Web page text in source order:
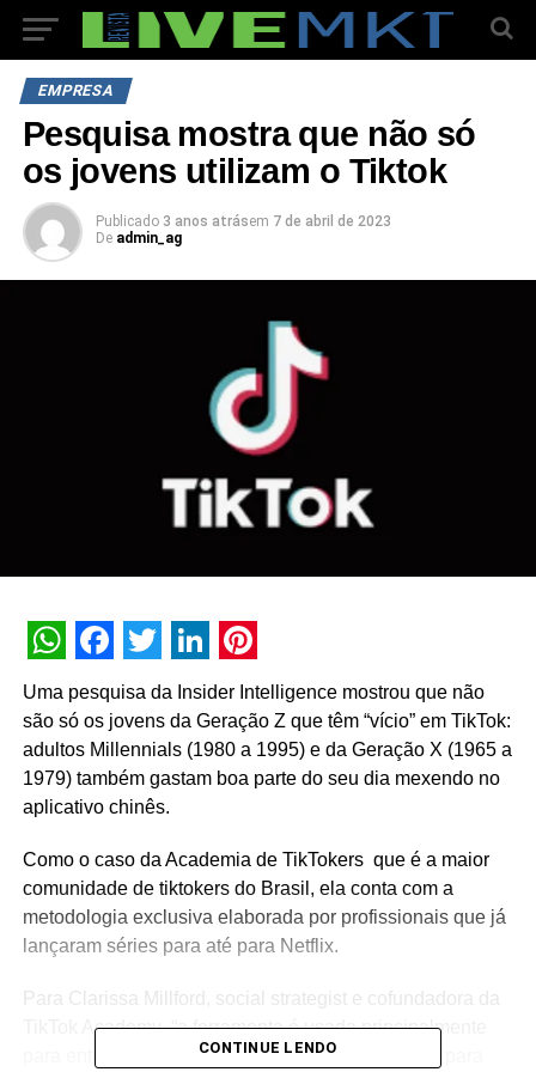
EMPRESA
Pesquisa mostra que não só
os jovens utilizam o Tiktok
Publicado 3 anos atrásem 7 de abril de 2023
De admin_ag
WhatsApp
Facebook
Twitter
LinkedIn
Pinterest
Uma pesquisa da Insider Intelligence mostrou que não
são só os jovens da Geração Z que têm “vício” em TikTok:
adultos Millennials (1980 a 1995) e da Geração X (1965 a
1979) também gastam boa parte do seu dia mexendo no
aplicativo chinês.
Como o caso da Academia de TikTokers que é a maior
comunidade de tiktokers do Brasil, ela conta com a
metodologia exclusiva elaborada por profissionais que já
lançaram séries para até para Netflix.
Para Clarissa Millford, social strategist e cofundadora da
TikTok Academy “a ferramenta é usada principalmente
para entretenimento, mas também é muito usada para
CONTINUE LENDO